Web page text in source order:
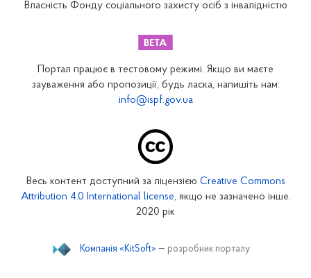
Закарпатське відділення
Запорізьке відділення
Кіровоградське відділення
Миколаївське відділення
Власність Фонду соціального захисту осіб з інвалідністю
Портал працює в тестовому режимі. Якщо ви маєте
зауваження або пропозиції, будь ласка, напишіть нам:
info@ispf.gov.ua
Весь контент доступний за ліцензією Creative Commons
Attribution 4.0 International license, якщо не зазначено інше.
2020 рік
Компанія «KitSoft» — розробник порталу